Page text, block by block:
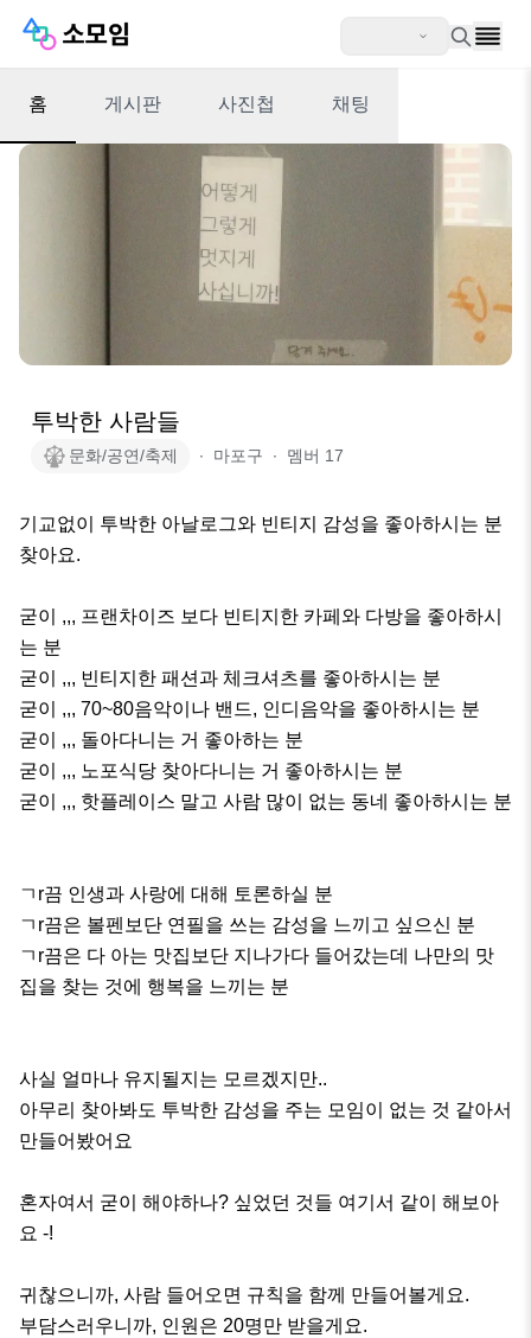
홈 게시판 사진첩 채팅
투박한 사람들
문화/공연/축제 ∙ 마포구 ∙ 멤버 17
기교없이 투박한 아날로그와 빈티지 감성을 좋아하시는 분
찾아요.
굳이 ,,, 프랜차이즈 보다 빈티지한 카페와 다방을 좋아하시
는 분
굳이 ,,, 빈티지한 패션과 체크셔츠를 좋아하시는 분
굳이 ,,, 70~80음악이나 밴드, 인디음악을 좋아하시는 분
굳이 ,,, 돌아다니는 거 좋아하는 분
굳이 ,,, 노포식당 찾아다니는 거 좋아하시는 분
굳이 ,,, 핫플레이스 말고 사람 많이 없는 동네 좋아하시는 분
ㄱr끔 인생과 사랑에 대해 토론하실 분
ㄱr끔은 볼펜보단 연필을 쓰는 감성을 느끼고 싶으신 분
ㄱr끔은 다 아는 맛집보단 지나가다 들어갔는데 나만의 맛
집을 찾는 것에 행복을 느끼는 분
사실 얼마나 유지될지는 모르겠지만..
아무리 찾아봐도 투박한 감성을 주는 모임이 없는 것 같아서
만들어봤어요
혼자여서 굳이 해야하나? 싶었던 것들 여기서 같이 해보아
요 -!
귀찮으니까, 사람 들어오면 규칙을 함께 만들어볼게요.
부담스러우니까, 인원은 20명만 받을게요.